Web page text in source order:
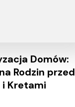
Domów:
Rodzin przed
i Kretami